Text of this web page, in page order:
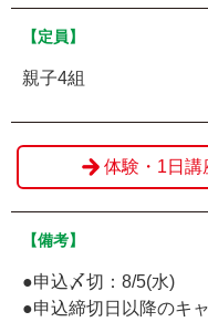
【定員】
親子4組
体験・1日講
【備考】
●申込〆切：8/5(水)
●申込締切日以降のキ